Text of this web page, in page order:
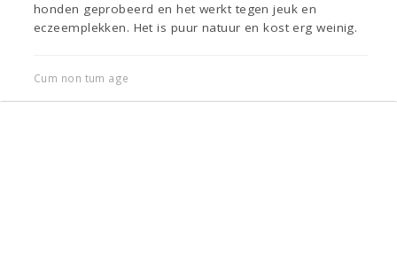
honden geprobeerd en het werkt tegen jeuk en
eczeemplekken. Het is puur natuur en kost erg weinig.
Cum non tum age